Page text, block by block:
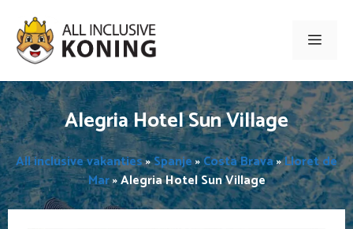
naar
inhoud
Menu
Alegria Hotel Sun Village
All inclusive vakanties»Spanje»Costa Brava»Lloret de
Mar»Alegria Hotel Sun Village